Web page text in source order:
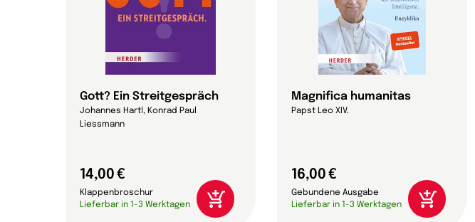
Gott? Ein Streitgespräch
Johannes Hartl, Konrad Paul
Liessmann
14,00 €
Klappenbroschur
Lieferbar in 1-3 Werktagen
Magnifica humanitas
Papst Leo XIV.
16,00 €
Gebundene Ausgabe
Lieferbar in 1-3 Werktagen